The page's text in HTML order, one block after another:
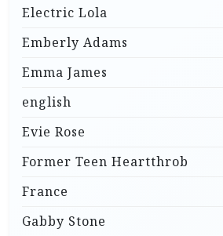
Electric Lola
Emberly Adams
Emma James
english
Evie Rose
Former Teen Heartthrob
France
Gabby Stone